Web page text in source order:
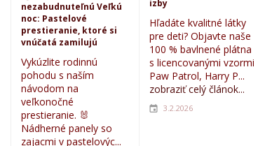
nezabudnuteľnú Veľkú
noc: Pastelové
prestieranie, ktoré si
vnúčatá zamilujú
Vykúzlite rodinnú
pohodu s naším
návodom na
veľkonočné
prestieranie. 🐰
Nádherné panely so
zajacmi v pastelovýc...
izby
Hľadáte kvalitné látky
pre deti? Objavte naše
100 % bavlnené plátna
s licencovanými vzormi
Paw Patrol, Harry P...
zobraziť celý článok...
3.2.2026